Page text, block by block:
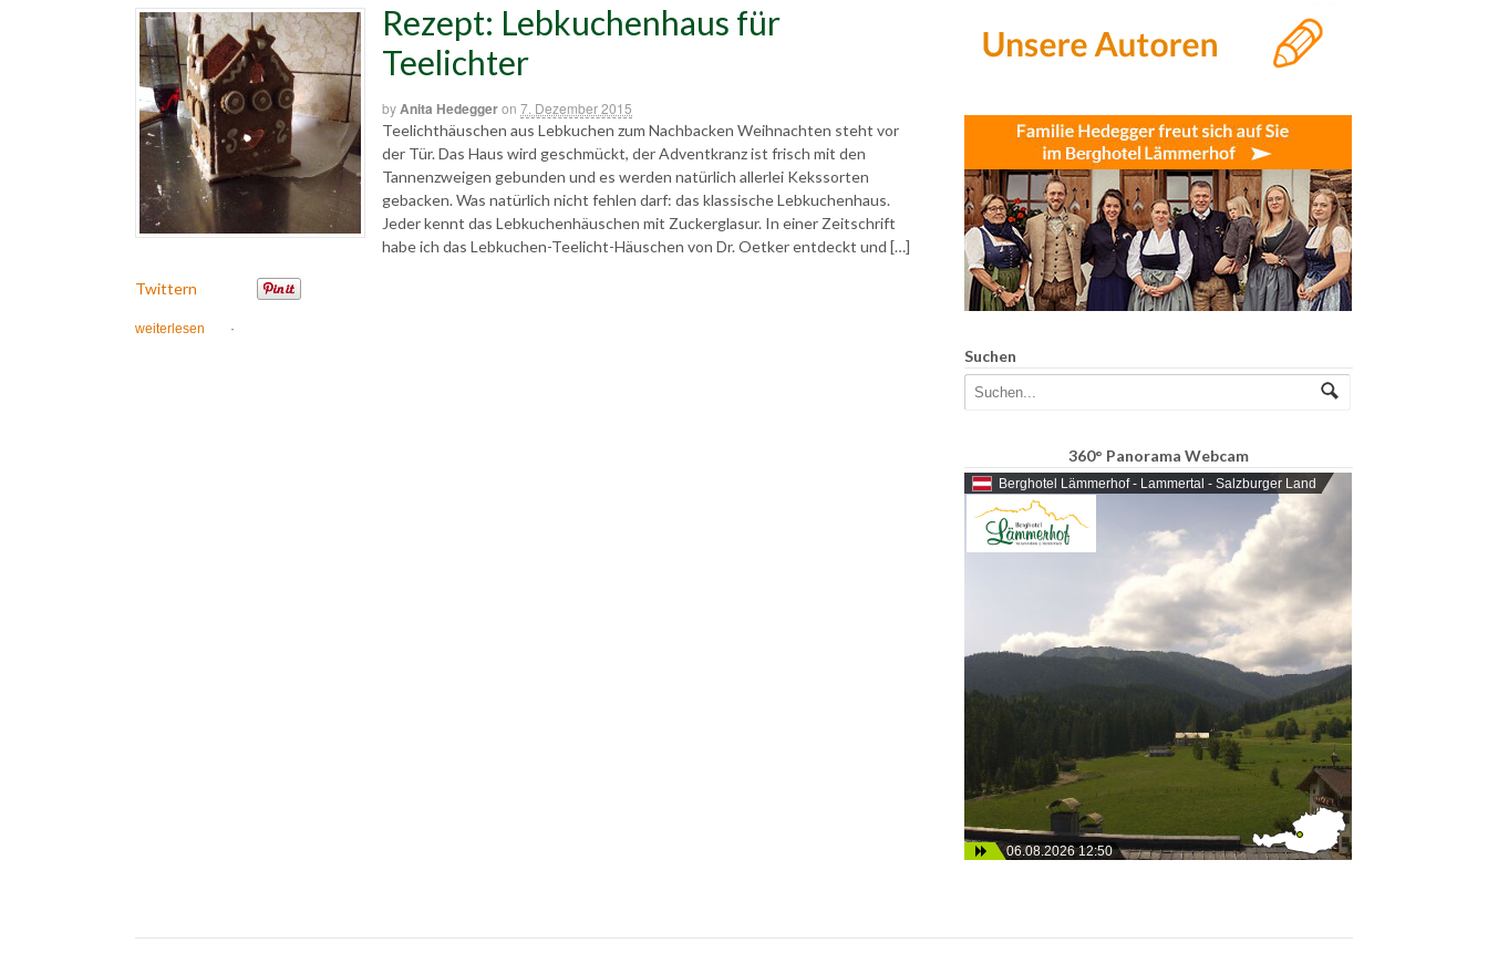
Rezept: Lebkuchenhaus für
Teelichter
byAnita Hedeggeron 7. Dezember 2015
Teelichthäuschen aus Lebkuchen zum Nachbacken Weihnachten steht vor
der Tür. Das Haus wird geschmückt, der Adventkranz ist frisch mit den
Tannenzweigen gebunden und es werden natürlich allerlei Kekssorten
gebacken. Was natürlich nicht fehlen darf: das klassische Lebkuchenhaus.
Jeder kennt das Lebkuchenhäuschen mit Zuckerglasur. In einer Zeitschrift
habe ich das Lebkuchen-Teelicht-Häuschen von Dr. Oetker entdeckt und […]
Twittern
weiterlesen ·
Suchen
360° Panorama Webcam
Berghotel Lämmerhof - Lammertal - Salzburger Land
06.08.2026 12:50